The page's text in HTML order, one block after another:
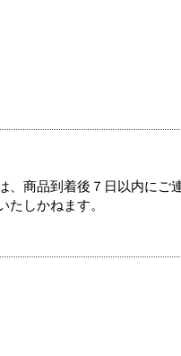
、商品到着後７日以内に
たしかねます。